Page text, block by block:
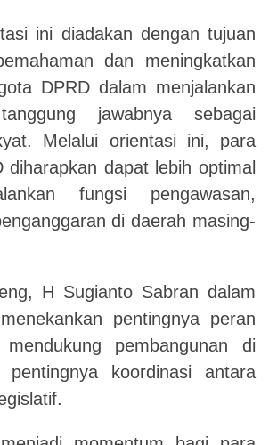
ini diadakan dengan tujuan
dan meningkatkan
DPRD dalam menjalankan
jawabnya sebagai
Melalui orientasi ini, para
diharapkan dapat lebih optimal
fungsi pengawasan,
di daerah masing-
H Sugianto Sabran dalam
pentingnya peran
pembangunan di
koordinasi antara